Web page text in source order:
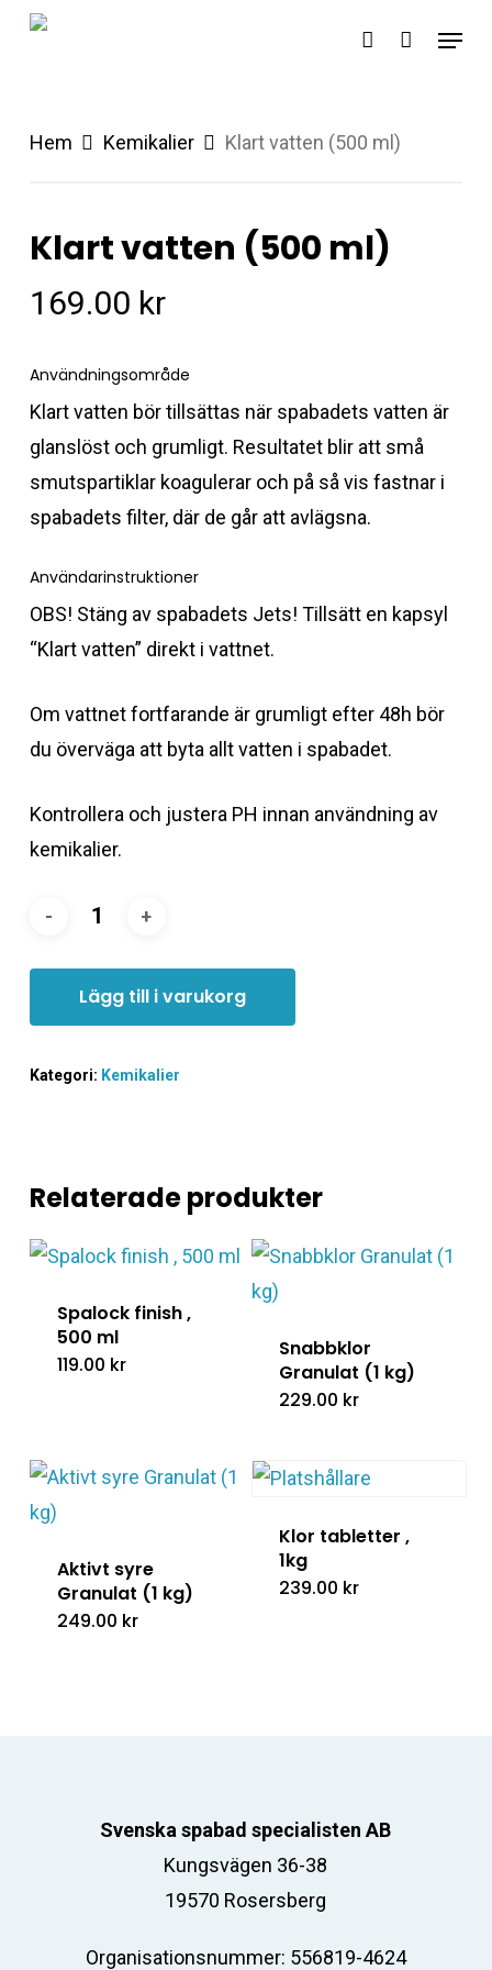
Skip
account
Menu
Hem Kemikalier Klart vatten (500 ml)
Klart vatten (500 ml)
169.00 kr
Användningsområde
Klart vatten bör tillsättas när spabadets vatten är
glanslöst och grumligt. Resultatet blir att små
smutspartiklar koagulerar och på så vis fastnar i
spabadets filter, där de går att avlägsna.
Användarinstruktioner
OBS! Stäng av spabadets Jets! Tillsätt en kapsyl
“Klart vatten” direkt i vattnet.
Om vattnet fortfarande är grumligt efter 48h bör
du överväga att byta allt vatten i spabadet.
Kontrollera och justera PH innan användning av
kemikalier.
Lägg till i varukorg
Kategori: Kemikalier
Relaterade produkter
Spalock finish ,
500 ml
119.00 kr
Snabbklor
Granulat (1 kg)
229.00 kr
Aktivt syre
Granulat (1 kg)
249.00 kr
Klor tabletter ,
1kg
239.00 kr
Svenska spabad specialisten AB
Kungsvägen 36-38
19570 Rosersberg
Organisationsnummer: 556819-4624